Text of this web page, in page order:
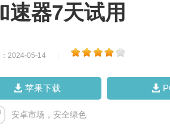
速器7天试用
2024-05-14
苹果下载
安卓市场，安全绿色